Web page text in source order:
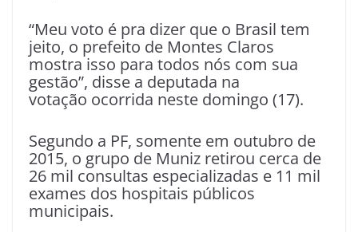
“Meu voto é pra dizer que o Brasil tem
jeito, o prefeito de Montes Claros
mostra isso para todos nós com sua
gestão”, disse a deputada na
votação ocorrida neste domingo (17).
Segundo a PF, somente em outubro de
2015, o grupo de Muniz retirou cerca de
26 mil consultas especializadas e 11 mil
exames dos hospitais públicos
municipais.